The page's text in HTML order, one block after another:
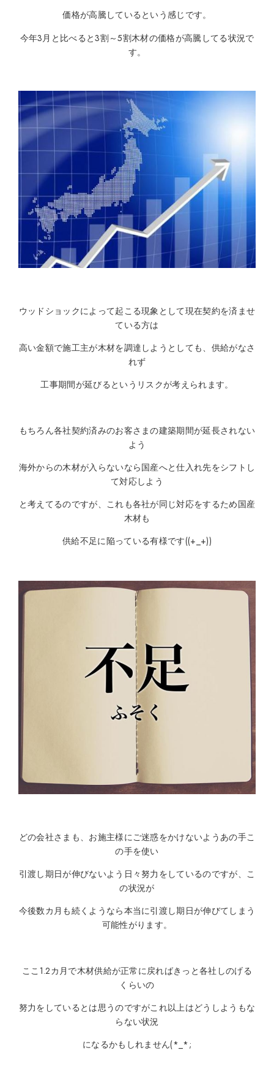
価格が高騰しているという感じです。
今年3月と比べると3割～5割木材の価格が高騰してる状況で
す。
ウッドショックによって起こる現象として現在契約を済ませ
ている方は
高い金額で施工主が木材を調達しようとしても、供給がなさ
れず
工事期間が延びるというリスクが考えられます。
もちろん各社契約済みのお客さまの建築期間が延長されない
よう
海外からの木材が入らないなら国産へと仕入れ先をシフトし
て対応しよう
と考えてるのですが、これも各社が同じ対応をするため国産
木材も
供給不足に陥っている有様です((+_+))
どの会社さまも、お施主様にご迷惑をかけないようあの手こ
の手を使い
引渡し期日が伸びないよう日々努力をしているのですが、こ
の状況が
今後数カ月も続くようなら本当に引渡し期日が伸びてしまう
可能性がります。
ここ1.2カ月で木材供給が正常に戻ればきっと各社しのげる
くらいの
努力をしているとは思うのですがこれ以上はどうしようもな
らない状況
になるかもしれません(*_*;